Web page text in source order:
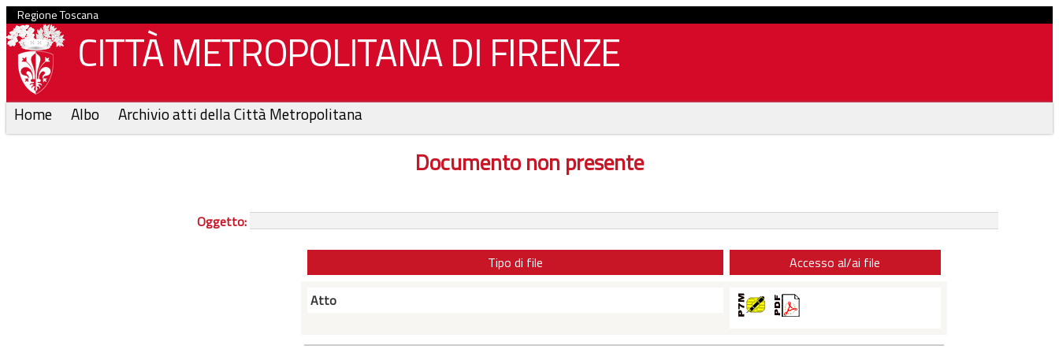
Regione Toscana
CITTÀ METROPOLITANA DI FIRENZE
Home Albo Archivio atti della Città Metropolitana
Documento non presente
Oggetto:
Tipo di file
Accesso al/ai file
Atto